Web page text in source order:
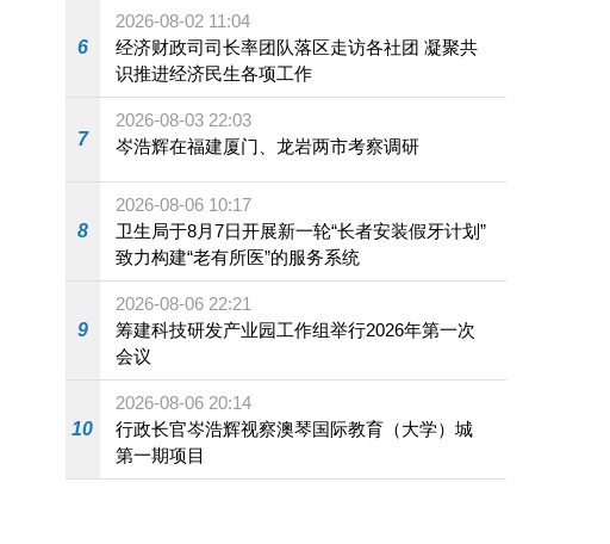
6
2026-08-02 11:04
经济财政司司长率团队落区走访各社团 凝聚共
识推进经济民生各项工作
7
2026-08-03 22:03
岑浩辉在福建厦门、龙岩两市考察调研
8
2026-08-06 10:17
卫生局于8月7日开展新一轮“长者安装假牙计划”
致力构建“老有所医”的服务系统
9
2026-08-06 22:21
筹建科技研发产业园工作组举行2026年第一次
会议
10
2026-08-06 20:14
行政长官岑浩辉视察澳琴国际教育（大学）城
第一期项目